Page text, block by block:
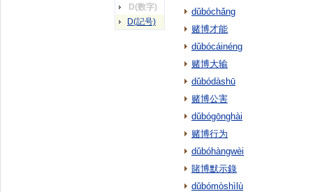
D(数字)
D(記号)
dǔbóchǎng
赌博才能
dǔbócáinéng
赌博大输
dǔbódàshū
赌博公害
dǔbógōnghài
赌博行为
dǔbóhàngwèi
賭博默示錄
dǔbómòshìlù